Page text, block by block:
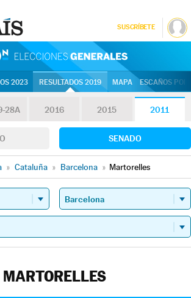
SUSCRÍBETE
2023 RESULTADOS 2019 MAPA ESCAÑOS
28A 2016 2015 2011
SENADO
» Cataluña » Barcelona » Martorelles
MARTORELLES